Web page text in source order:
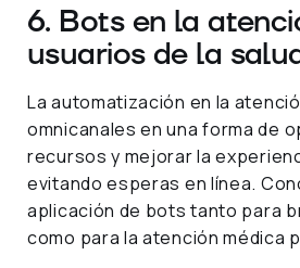
6. Bots en la
usuarios de la
La automatización en la
omnicanales en una forma de
recursos y mejorar la
evitando esperas en línea.
aplicación de bots tanto para
como para la atención médica